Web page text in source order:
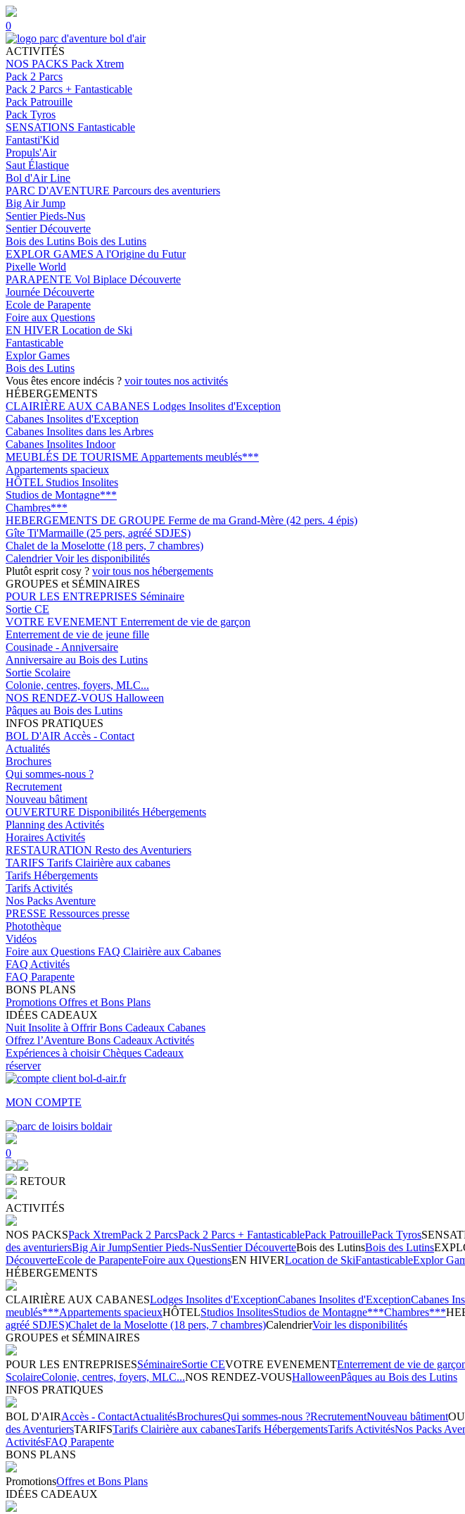
0
ACTIVITÉS
NOS PACKS Pack Xtrem
Pack 2 Parcs
Pack 2 Parcs + Fantasticable
Pack Patrouille
Pack Tyros
SENSATIONS Fantasticable
Fantasti'Kid
Propuls'Air
Saut Élastique
Bol d'Air Line
PARC D'AVENTURE Parcours des aventuriers
Big Air Jump
Sentier Pieds-Nus
Sentier Découverte
Bois des Lutins Bois des Lutins
EXPLOR GAMES A l'Origine du Futur
Pixelle World
PARAPENTE Vol Biplace Découverte
Journée Découverte
Ecole de Parapente
Foire aux Questions
EN HIVER Location de Ski
Fantasticable
Explor Games
Bois des Lutins
Vous êtes encore indécis ? voir toutes nos activités
HÉBERGEMENTS
CLAIRIÈRE AUX CABANES Lodges Insolites d'Exception
Cabanes Insolites d'Exception
Cabanes Insolites dans les Arbres
Cabanes Insolites Indoor
MEUBLÉS DE TOURISME Appartements meublés***
Appartements spacieux
HÔTEL Studios Insolites
Studios de Montagne***
Chambres***
HEBERGEMENTS DE GROUPE Ferme de ma Grand-Mère (42 pers. 4 épis)
Gîte Ti'Marmaille (25 pers, agréé SDJES)
Chalet de la Moselotte (18 pers, 7 chambres)
CalendrierVoir les disponibilités
Plutôt esprit cosy ? voir tous nos hébergements
GROUPES et SÉMINAIRES
POUR LES ENTREPRISES Séminaire
Sortie CE
VOTRE EVENEMENT Enterrement de vie de garçon
Enterrement de vie de jeune fille
Cousinade - Anniversaire
Anniversaire au Bois des Lutins
Sortie Scolaire
Colonie, centres, foyers, MLC...
NOS RENDEZ-VOUS Halloween
Pâques au Bois des Lutins
INFOS PRATIQUES
BOL D'AIR Accès - Contact
Actualités
Brochures
Qui sommes-nous ?
Recrutement
Nouveau bâtiment
OUVERTURE Disponibilités Hébergements
Planning des Activités
Horaires Activités
RESTAURATION Resto des Aventuriers
TARIFS Tarifs Clairière aux cabanes
Tarifs Hébergements
Tarifs Activités
Nos Packs Aventure
PRESSE Ressources presse
Photothèque
Vidéos
Foire aux Questions FAQ Clairière aux Cabanes
FAQ Activités
FAQ Parapente
BONS PLANS
Promotions Offres et Bons Plans
IDÉES CADEAUX
Nuit Insolite à OffrirBons Cadeaux Cabanes
Offrez l’Aventure Bons Cadeaux Activités
Expériences à choisirChèques Cadeaux
réserver
MON COMPTE
0
RETOUR
ACTIVITÉS
NOS PACKSPack XtremPack 2 ParcsPack 2 Parcs + FantasticablePack PatrouillePack Tyros
des aventuriersBig Air JumpSentier Pieds-NusSentier DécouverteBois des LutinsBois des Lutins
DécouverteEcole de ParapenteFoire aux QuestionsEN HIVERLocation de SkiFantasticableExplor
HÉBERGEMENTS
CLAIRIÈRE AUX CABANESLodges Insolites d'ExceptionCabanes Insolites d'ExceptionCabanes
meublés***Appartements spacieuxHÔTELStudios InsolitesStudios de Montagne***Chambres***
agréé SDJES)Chalet de la Moselotte (18 pers, 7 chambres)CalendrierVoir les disponibilités
GROUPES et SÉMINAIRES
POUR LES ENTREPRISESSéminaireSortie CEVOTRE EVENEMENTEnterrement de vie de
ScolaireColonie, centres, foyers, MLC...NOS RENDEZ-VOUSHalloweenPâques au Bois des Lutins
INFOS PRATIQUES
BOL D'AIRAccès - ContactActualitésBrochuresQui sommes-nous ?RecrutementNouveau bâtiment
des AventuriersTARIFSTarifs Clairière aux cabanesTarifs HébergementsTarifs ActivitésNos Packs
ActivitésFAQ Parapente
BONS PLANS
PromotionsOffres et Bons Plans
IDÉES CADEAUX